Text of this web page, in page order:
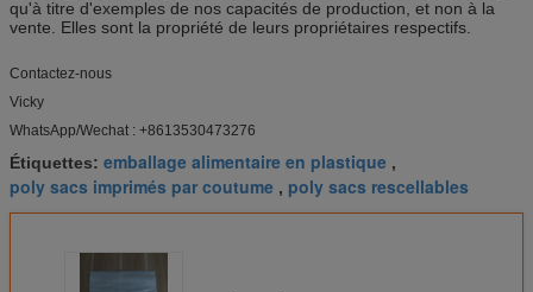
qu'à titre d'exemples de nos capacités de production, et non à la
vente. Elles sont la propriété de leurs propriétaires respectifs.
Contactez-nous
Vicky
WhatsApp/Wechat : +8613530473276
Étiquettes: emballage alimentaire en plastique ,
poly sacs imprimés par coutume , poly sacs rescellables